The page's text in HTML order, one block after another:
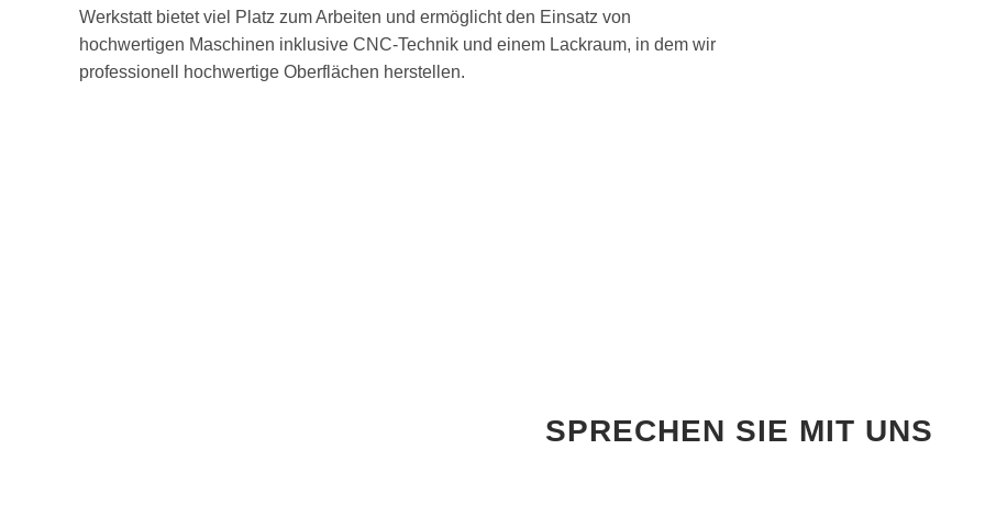
Werkstatt bietet viel Platz zum Arbeiten und ermöglicht den Einsatz von
hochwertigen Maschinen inklusive CNC-Technik und einem Lackraum, in dem wir
professionell hochwertige Oberflächen herstellen.
SPRECHEN SIE MIT UNS